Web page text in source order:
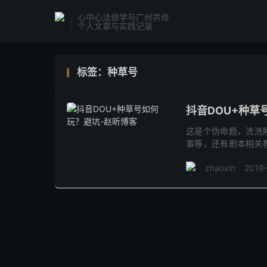
心中心法修学与广州共修
个人文章与实践记录
标签：种草号
抖音DOU+种草
这是个伪命题，洗
事等，还有剧本相
zhaoxin